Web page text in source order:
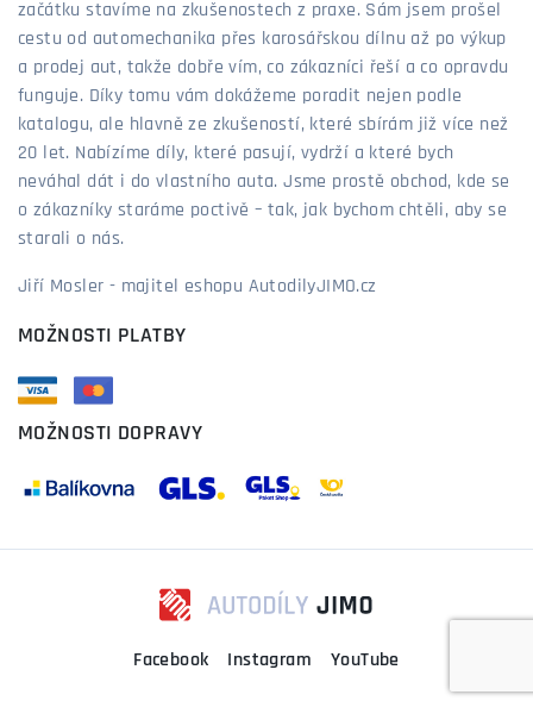
začátku stavíme na zkušenostech z praxe. Sám jsem prošel
cestu od automechanika přes karosářskou dílnu až po výkup
a prodej aut, takže dobře vím, co zákazníci řeší a co opravdu
funguje. Díky tomu vám dokážeme poradit nejen podle
katalogu, ale hlavně ze zkušeností, které sbírám již více než
20 let. Nabízíme díly, které pasují, vydrží a které bych
neváhal dát i do vlastního auta. Jsme prostě obchod, kde se
o zákazníky staráme poctivě – tak, jak bychom chtěli, aby se
starali o nás.
Jiří Mosler - majitel eshopu AutodilyJIMO.cz
MOŽNOSTI PLATBY
MOŽNOSTI DOPRAVY
Facebook Instagram YouTube